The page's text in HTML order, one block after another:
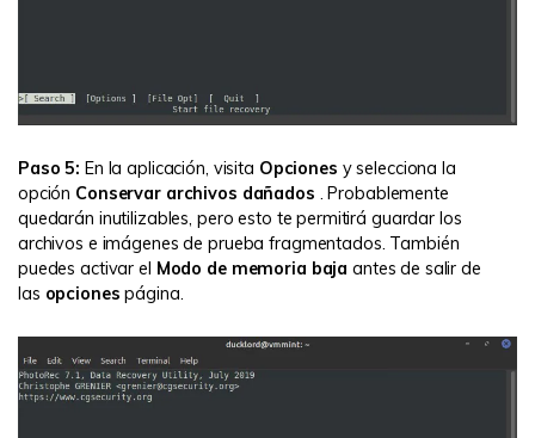
Paso 5: En la aplicación, visita Opciones y selecciona la
opción Conservar archivos dañados
. Probablemente
quedarán inutilizables, pero esto te permitirá guardar los
archivos e imágenes de prueba fragmentados. También
puedes activar el Modo de memoria bajaantes de salir de
las opcionespágina.